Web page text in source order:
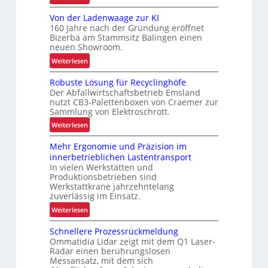
e
S
o
t
e
r
-
T
e
s
t
c
e
n
t
e
r
f
ü
r
k
u
n
Von der Ladenwaage zur KI
160 Jahre nach der Gründung eröffnet
Bizerba am Stammsitz Balingen einen
neuen Showroom.
Weiterlesen:
V
o
n
d
e
r
a
d
e
n
w
a
a
g
e
z
u
Robuste Lösung für Recyclinghöfe
Der Abfallwirtschaftsbetrieb Emsland
nutzt CB3-Palettenboxen von Craemer zur
Sammlung von Elektroschrott.
Weiterlesen:
R
o
b
u
s
t
e
L
s
u
n
Mehr Ergonomie und Präzision im
innerbetrieblichen Lastentransport
In vielen Werkstätten und
Produktionsbetrieben sind
Werkstattkrane jahrzehntelang
zuverlässig im Einsatz.
Weiterlesen:
M
e
h
r
E
Schnellere Prozessrückmeldung
Ommatidia Lidar zeigt mit dem Q1 Laser-
Radar einen berührungslosen
Messansatz, mit dem sich